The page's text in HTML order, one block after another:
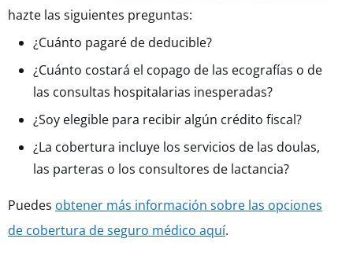
hazte las siguientes preguntas:
¿Cuánto pagaré de deducible?
¿Cuánto costará el copago de las ecografías o de
las consultas hospitalarias inesperadas?
¿Soy elegible para recibir algún crédito fiscal?
¿La cobertura incluye los servicios de las doulas,
las parteras o los consultores de lactancia?
Puedes obtener más información sobre las opciones
de cobertura de seguro médico aquí.